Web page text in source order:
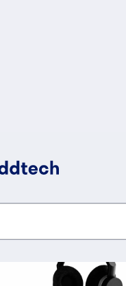
/Diadema Jabra
Negro, Alámbrico,
- 20000 Hz